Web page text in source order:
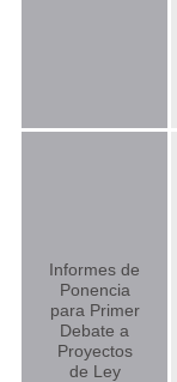
Informes de
Ponencia
para Primer
Debate a
Proyectos
de Ley